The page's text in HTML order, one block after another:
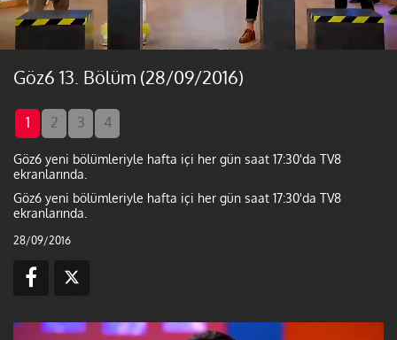
Göz6 13. Bölüm (28/09/2016)
1 2 3 4
Göz6 yeni bölümleriyle hafta içi her gün saat 17:30'da TV8
ekranlarında.
Göz6 yeni bölümleriyle hafta içi her gün saat 17:30'da TV8
ekranlarında.
28/09/2016